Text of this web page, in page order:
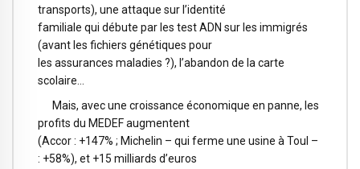
transports), une attaque sur l’identité
familiale qui débute par les test ADN sur les immigrés
(avant les fichiers génétiques pour
les assurances maladies ?), l’abandon de la carte
scolaire…
Mais, avec une croissance économique en panne, les
profits du MEDEF augmentent
(Accor : +147% ; Michelin – qui ferme une usine à Toul –
: +58%), et +15 milliards d’euros